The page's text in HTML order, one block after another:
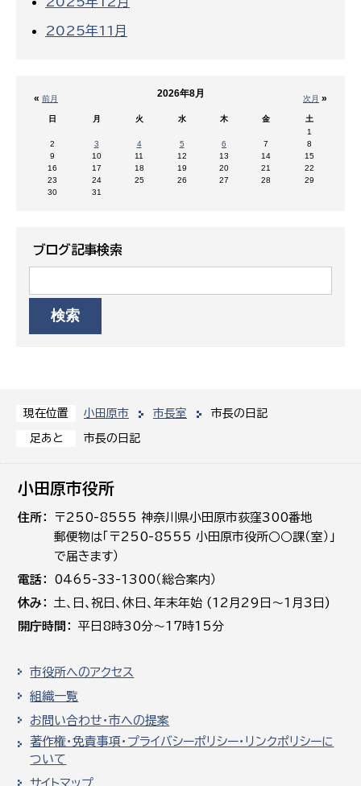
現在位置 小田原市 市長室 市長の日記
足あと 市長の日記
2025年11月
« 前月 次月 »
2026年8月
日 月 火 水 木 金
土
1
2
3 4 5 6 7
8
9
10 11 12 13 14
15
16
17 18 19 20 21
22
23
24 25 26 27 28
29
30
31
ブログ記事検索
小田原市役所
住所
〒250-8555 神奈川県小田原市荻窪300番地
郵便物は「〒250-8555 小田原市役所○○課（室）」
で届きます）
電話
0465-33-1300（総合案内）
休み
土､日､祝日、休日、年末年始 (12月29日～1月3日)
開庁時間
平日8時30分～17時15分
市役所へのアクセス
組織一覧
お問い合わせ・市への提案
著作権・免責事項・プライバシーポリシー・リンクポリシーに
ついて
サイトマップ